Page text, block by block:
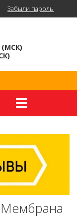
Забыли пароль
(МСК)
Мембрана